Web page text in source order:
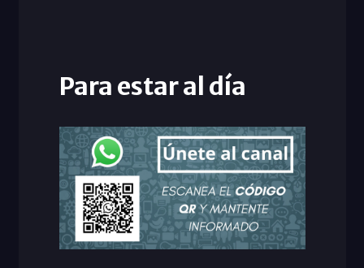
Para estar al día